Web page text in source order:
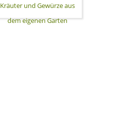
Kräuter und Gewürze aus
dem eigenen Garten